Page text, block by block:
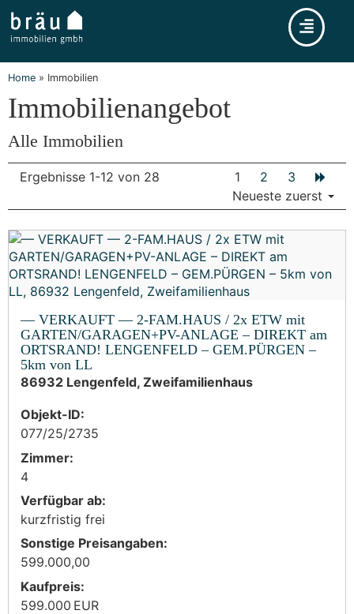
Home » Immobilien
Immobilien­angebot
Alle Immobilien
Ergebnisse 1-12 von 28 1 2
3
Neueste zuerst
— VERKAUFT — 2-FAM.HAUS / 2x ETW mit
GARTEN/GARAGEN+PV-ANLAGE – DIREKT am
ORTSRAND! LENGENFELD – GEM.PÜRGEN –
5km von LL
86932 Lengenfeld, Zweifamilienhaus
Objekt-ID:
077/25/2735
Zimmer:
4
Verfügbar ab:
kurzfristig frei
Sonstige Preisangaben:
599.000,00
Kaufpreis:
599.000 EUR